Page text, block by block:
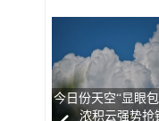
今日份天空“显眼
浓积云强势抢